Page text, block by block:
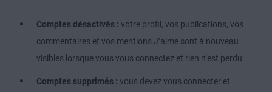
Comptes désactivés : votre profil, vos publications, vos
commentaires et vos mentions J’aime sont à nouveau
visibles lorsque vous vous connectez et rien n’est perdu.
Comptes supprimés : vous devez vous connecter et